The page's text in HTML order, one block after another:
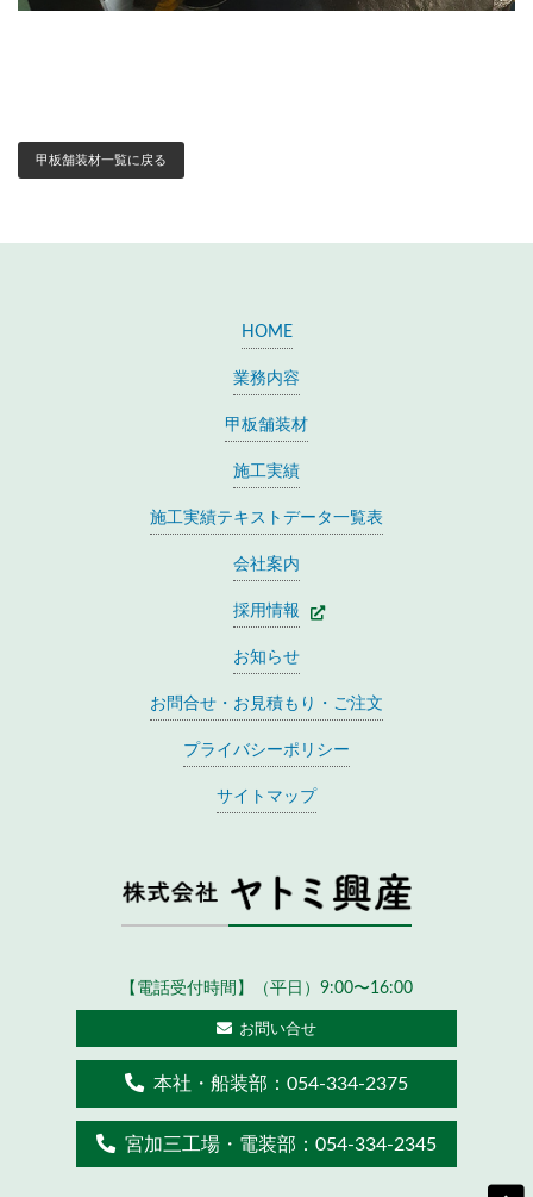
甲板舗装材一覧に戻る
お問い合せ
【電話受付時間】（平日）9:00〜16:00
本社・船装部：054-334-2375
宮加三工場・電装部：054-334-2345
HOME
業務内容
甲板舗装材
施工実績
施工実績テキストデータ一覧表
会社案内
採用情報
お知らせ
お問合せ・お見積もり・ご注文
プライバシーポリシー
サイトマップ